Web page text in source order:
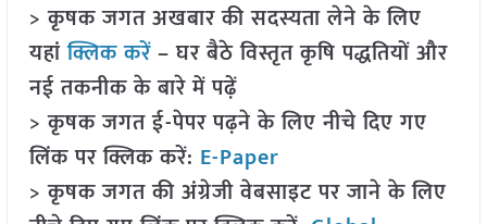
> कृषक जगत अखबार की सदस्यता लेने के लिए
यहांक्लिक करें– घर बैठे विस्तृत कृषि पद्धतियों और
नई तकनीक के बारे में पढ़ें
> कृषक जगत ई-पेपर पढ़ने के लिए नीचे दिए गए
लिंक पर क्लिक करें: E-Paper
> कृषक जगत की अंग्रेजी वेबसाइट पर जाने के लिए